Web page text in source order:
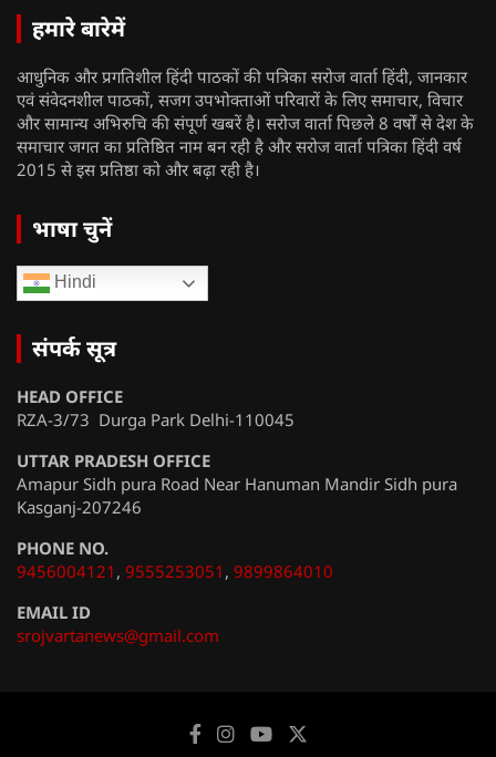
हमारे बारेमें
आधुनिक और प्रगतिशील हिंदी पाठकों की पत्रिका सरोज वार्ता हिंदी, जानकार
एवं संवेदनशील पाठकों, सजग उपभोक्ताओं परिवारों के लिए समाचार, विचार
और सामान्य अभिरुचि की संपूर्ण खबरें है। सरोज वार्ता पिछले 8 वर्षों से देश के
समाचार जगत का प्रतिष्ठित नाम बन रही है और सरोज वार्ता पत्रिका हिंदी वर्ष
2015 से इस प्रतिष्ठा को और बढ़ा रही है।
भाषा चुनें
Hindi
संपर्क सूत्र
HEAD OFFICE
RZA-3/73 Durga Park Delhi-110045
UTTAR PRADESH OFFICE
Amapur Sidh pura Road Near Hanuman Mandir Sidh pura
Kasganj-207246
PHONE NO.
9456004121 , 9555253051 , 9899864010
EMAIL ID
srojvartanews@gmail.com